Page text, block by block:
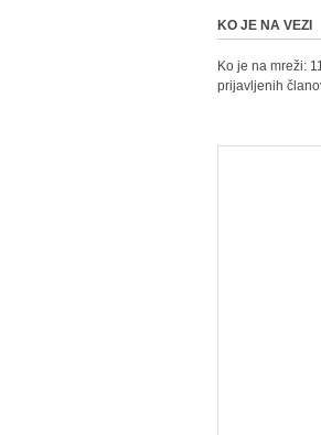
KO JE NA VEZI
Ko je na mreži:
prijavljenih